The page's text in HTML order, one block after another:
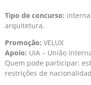
Tipo de concurso:
arquitetura.
Promoção: VELUX
Apoio: UIA – União
Quem pode participar:
restrições de